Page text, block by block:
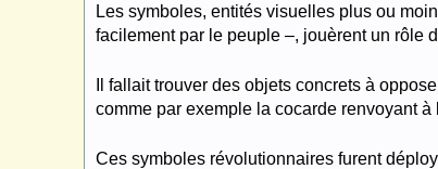
Les symboles, entités visuelles plus ou
facilement par le peuple –, jouèrent un rôle
Il fallait trouver des objets concrets à
comme par exemple la cocarde renvoyant
Ces symboles révolutionnaires furent